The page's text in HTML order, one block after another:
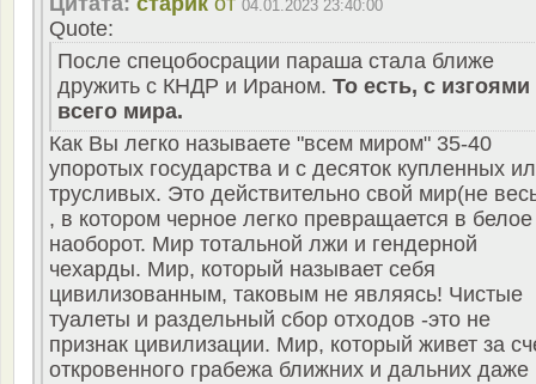
04.01.2023 23:40:00
Quote:
После спецобосрации параша стала ближе
дружить с КНДР и Ираном. То есть, с изгоями
всего мира.
Как Вы легко называете "всем миром" 35-40
упоротых государства и с десяток купленных
трусливых. Это действительно свой мир(не
, в котором черное легко превращается в
наоборот. Мир тотальной лжи и гендерной
чехарды. Мир, который называет себя
цивилизованным, таковым не являясь! Чистые
туалеты и раздельный сбор отходов -это не
признак цивилизации. Мир, который живет за
откровенного грабежа ближних и дальних даже